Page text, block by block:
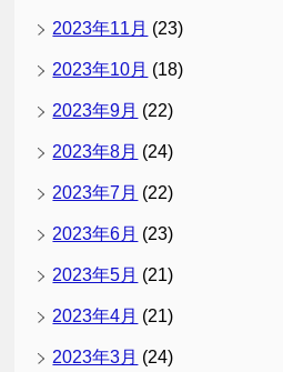
2023年11月 (23)
2023年10月 (18)
2023年9月 (22)
2023年8月 (24)
2023年7月 (22)
2023年6月 (23)
2023年5月 (21)
2023年4月 (21)
2023年3月 (24)